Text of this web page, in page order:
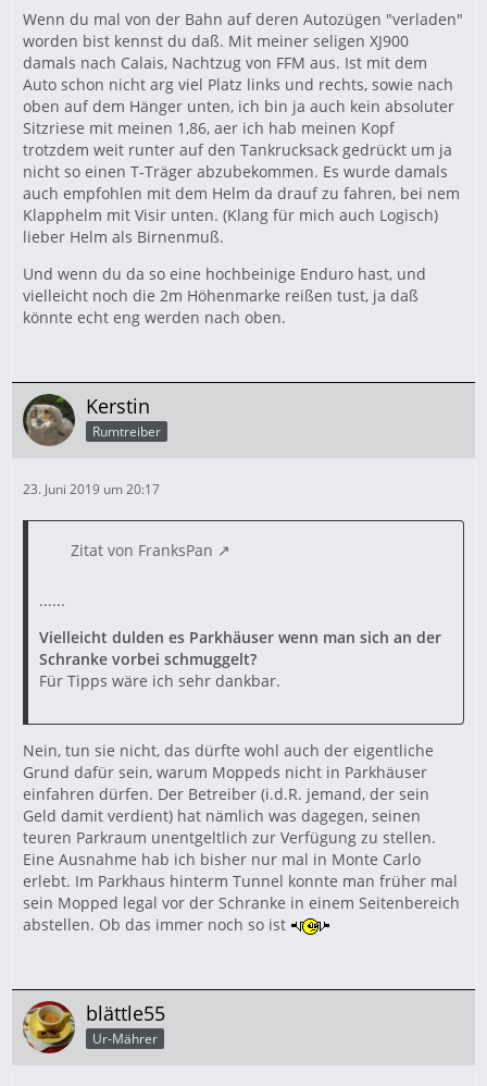
Wenn du mal von der Bahn auf deren Autozügen "verladen"
worden bist kennst du daß. Mit meiner seligen XJ900
damals nach Calais, Nachtzug von FFM aus. Ist mit dem
Auto schon nicht arg viel Platz links und rechts, sowie nach
oben auf dem Hänger unten, ich bin ja auch kein absoluter
Sitzriese mit meinen 1,86, aer ich hab meinen Kopf
trotzdem weit runter auf den Tankrucksack gedrückt um ja
nicht so einen T-Träger abzubekommen. Es wurde damals
auch empfohlen mit dem Helm da drauf zu fahren, bei nem
Klapphelm mit Visir unten. (Klang für mich auch Logisch)
lieber Helm als Birnenmuß.
Und wenn du da so eine hochbeinige Enduro hast, und
vielleicht noch die 2m Höhenmarke reißen tust, ja daß
könnte echt eng werden nach oben.
Kerstin
Rumtreiber
23. Juni 2019 um 20:17
Zitat von FranksPan
......
Vielleicht dulden es Parkhäuser wenn man sich an der
Schranke vorbei schmuggelt?
Für Tipps wäre ich sehr dankbar.
Nein, tun sie nicht, das dürfte wohl auch der eigentliche
Grund dafür sein, warum Moppeds nicht in Parkhäuser
einfahren dürfen. Der Betreiber (i.d.R. jemand, der sein
Geld damit verdient) hat nämlich was dagegen, seinen
teuren Parkraum unentgeltlich zur Verfügung zu stellen.
Eine Ausnahme hab ich bisher nur mal in Monte Carlo
erlebt. Im Parkhaus hinterm Tunnel konnte man früher mal
sein Mopped legal vor der Schranke in einem Seitenbereich
abstellen. Ob das immer noch so ist
blättle55
Ur-Mährer